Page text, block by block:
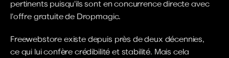
pertinents puisqu'ils sont en concurrence directe avec
l'offre gratuite de Dropmagic.
Freewebstore existe depuis près de deux décennies,
ce qui lui confère crédibilité et stabilité. Mais cela